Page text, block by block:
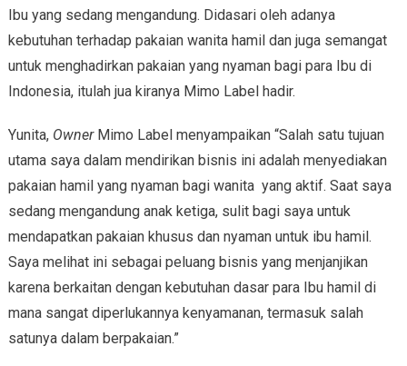
Ibu yang sedang mengandung. Didasari oleh adanya
kebutuhan terhadap pakaian wanita hamil dan juga semangat
untuk menghadirkan pakaian yang nyaman bagi para Ibu di
Indonesia, itulah jua kiranya Mimo Label hadir.
Yunita, OwnerMimo Label menyampaikan “Salah satu tujuan
utama saya dalam mendirikan bisnis ini adalah menyediakan
pakaian hamil yang nyaman bagi wanita yang aktif. Saat saya
sedang mengandung anak ketiga, sulit bagi saya untuk
mendapatkan pakaian khusus dan nyaman untuk ibu hamil.
Saya melihat ini sebagai peluang bisnis yang menjanjikan
karena berkaitan dengan kebutuhan dasar para Ibu hamil di
mana sangat diperlukannya kenyamanan, termasuk salah
satunya dalam berpakaian.”